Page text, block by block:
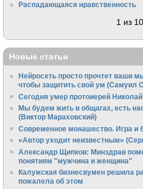
Распадающаяся нравственность
1 из 10
Новые статьи
Нейросеть просто прочтет ваши
чтобы защитить свой ум (Самуил
Сегодня умер протоиерей
Мы будем жить в общагах, есть
(Виктор Мараховский)
Cовременное монашество. Игра и
«Автор уходит неизвестным»
Александр Щипков: Минздрав
понятиям "мужчина и женщина"
Калужская бизнесвумен решила
пожалела об этом